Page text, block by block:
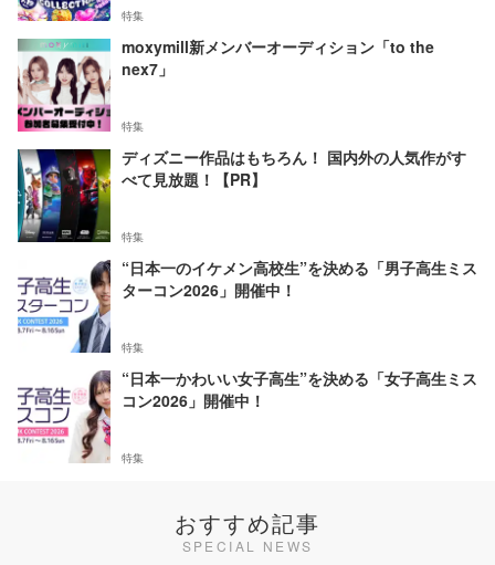
特集
moxymill新メンバーオーディション「to the
nex7」
特集
ディズニー作品はもちろん！ 国内外の人気作がす
べて見放題！【PR】
特集
“日本一のイケメン高校生”を決める「男子高生ミス
ターコン2026」開催中！
特集
“日本一かわいい女子高生”を決める「女子高生ミス
コン2026」開催中！
特集
おすすめ記事
SPECIAL NEWS